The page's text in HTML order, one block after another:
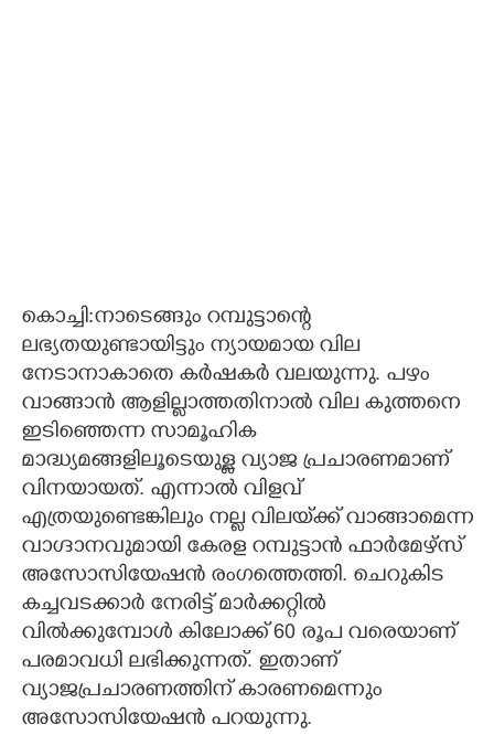
കൊച്ചി:നാടെങ്ങും റമ്പുട്ടാന്റെ
ലഭ്യതയുണ്ടായിട്ടും ന്യായമായ വില
നേടാനാകാതെ കർഷകർ വലയുന്നു. പഴം
വാങ്ങാൻ ആളില്ലാത്തതിനാൽ വില കുത്തനെ
ഇടിഞ്ഞെന്ന സാമൂഹിക
മാദ്ധ്യമങ്ങളിലൂടെയുള്ള വ്യാജ പ്രചാരണമാണ്
വിനയായത്. എന്നാൽ വിളവ്
എത്രയുണ്ടെങ്കിലും നല്ല വിലയ്‌ക്ക് വാങ്ങാമെന്ന
വാഗ്ദാനവുമായി കേരള റമ്പുട്ടാൻ ഫാർമേഴ്സ്
അസോസിയേഷൻ രംഗത്തെത്തി. ചെറുകിട
കച്ചവടക്കാർ നേരിട്ട് മാർക്കറ്റിൽ
വിൽക്കുമ്പോൾ കിലോക്ക് 60 രൂപ വരെയാണ്
പരമാവധി ലഭിക്കുന്നത്. ഇതാണ്
വ്യാജപ്രചാരണത്തിന് കാരണമെന്നും
അസോസിയേഷൻ പറയുന്നു.